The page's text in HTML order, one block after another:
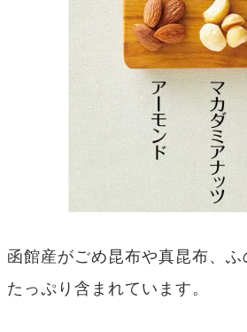
函館産がごめ昆布や真昆布、
たっぷり含まれています。